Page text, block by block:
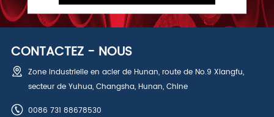
CONTACTEZ - NOUS
Zone industrielle en acier de Hunan, route de No.9 Xiangfu,
secteur de Yuhua, Changsha, Hunan, Chine
0086 731 88678530